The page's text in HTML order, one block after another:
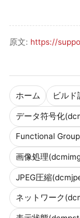
ホーム ビル
データ符号化
Functional
画像処理
JPEG圧縮
ネットワーク
原文: https://